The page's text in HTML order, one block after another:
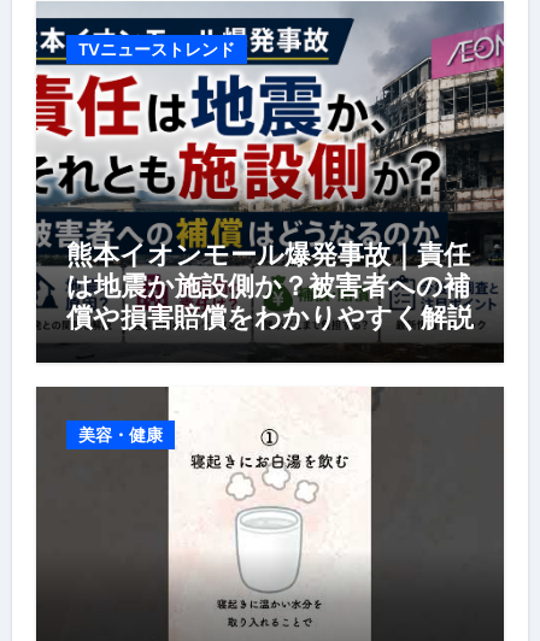
TVニューストレンド
熊本イオンモール爆発事故｜責任
は地震か施設側か？被害者への補
償や損害賠償をわかりやすく解説
美容・健康